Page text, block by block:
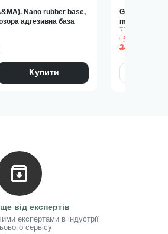
Nano rubber base,
адгезивна база
Купити
АКЦІЯ
GA&MA.
ml, гель без
7701835G
345.00
−
від експертів
експертами в індустрії
сервісу